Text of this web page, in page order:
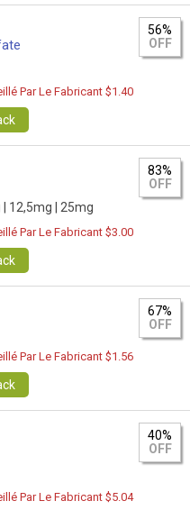
56%
OFF
Par Le Fabricant $1.40
12,5mg | 25mg
83%
OFF
Par Le Fabricant $3.00
67%
OFF
Par Le Fabricant $1.56
40%
OFF
Par Le Fabricant $5.04